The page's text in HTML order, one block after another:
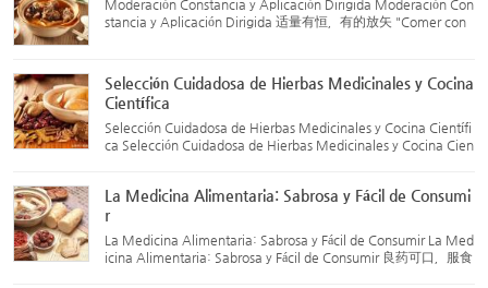
Moderación Constancia y Aplicación Dirigida Moderación Con
stancia y Aplicación Dirigida 适量有恒，有的放矢 "Comer con
p...
Selección Cuidadosa de Hierbas Medicinales y Cocina
Científica
Selección Cuidadosa de Hierbas Medicinales y Cocina Científi
ca Selección Cuidadosa de Hierbas Medicinales y Cocina Cien
La Medicina Alimentaria: Sabrosa y Fácil de Consumi
r
La Medicina Alimentaria: Sabrosa y Fácil de Consumir La Med
icina Alimentaria: Sabrosa y Fácil de Consumir 良药可口，服食